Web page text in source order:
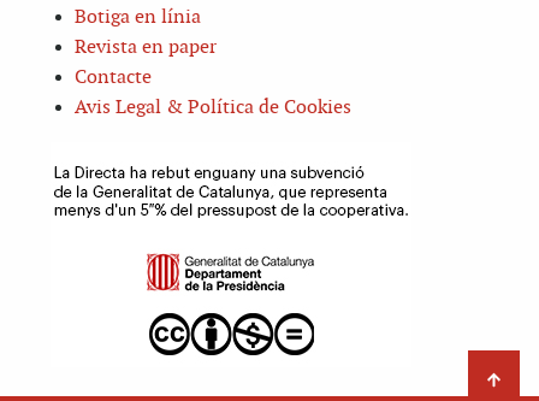
Botiga en línia
Revista en paper
Contacte
Avis Legal & Política de Cookies